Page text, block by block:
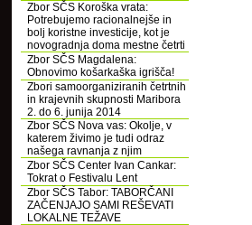
Zbor SČS Koroška vrata:
Potrebujemo racionalnejše in
bolj koristne investicije, kot je
novogradnja doma mestne četrti
Zbor SČS Magdalena:
Obnovimo košarkaška igrišča!
Zbori samoorganiziranih četrtnih
in krajevnih skupnosti Maribora
2. do 6. junija 2014
Zbor SČS Nova vas: Okolje, v
katerem živimo je tudi odraz
našega ravnanja z njim
Zbor SČS Center Ivan Cankar:
Tokrat o Festivalu Lent
Zbor SČS Tabor: TABORČANI
ZAČENJAJO SAMI REŠEVATI
LOKALNE TEŽAVE